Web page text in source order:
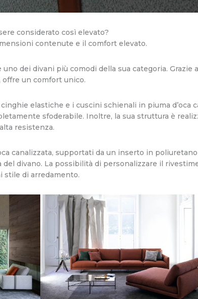
considerato così elevato?
contenute e il comfort elevato.
dei divani più comodi della sua categoria.
un comfort unico.
elastiche e i cuscini schienali in piuma d’oca
sfoderabile. Inoltre, la sua struttura è
resistenza.
canalizzata, supportati da un inserto in
del divano. La possibilità di personalizzare il
stile di arredamento.